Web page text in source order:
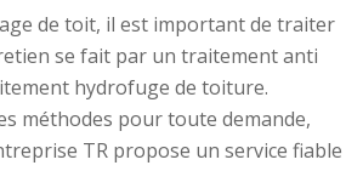
de toit, il est important de traiter
se fait par un traitement anti
hydrofuge de toiture.
méthodes pour toute demande,
TR propose un service fiable